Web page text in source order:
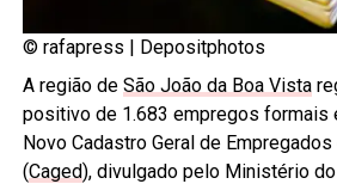
© rafapress | Depositphotos
A região de São João da Boa Vista
positivo de 1.683 empregos formais
Novo Cadastro Geral de
(Caged), divulgado pelo Ministério